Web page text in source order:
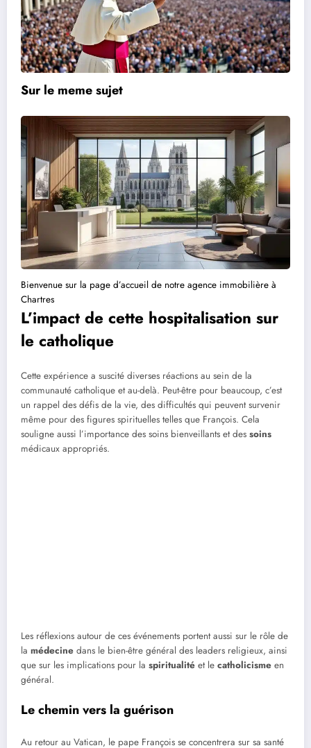
Sur le meme sujet
Bienvenue sur la page d’accueil de notre agence immobilière à
Chartres
L’impact de cette hospitalisation sur
le catholique
Cette expérience a suscité diverses réactions au sein de la
communauté catholique et au-delà. Peut-être pour beaucoup, c’est
un rappel des défis de la vie, des difficultés qui peuvent survenir
même pour des figures spirituelles telles que François. Cela
souligne aussi l’importance des soins bienveillants et des soins
médicaux appropriés.
Les réflexions autour de ces événements portent aussi sur le rôle de
la médecine dans le bien-être général des leaders religieux, ainsi
que sur les implications pour la spiritualité et le catholicisme en
général.
Le chemin vers la guérison
Au retour au Vatican, le pape François se concentrera sur sa santé